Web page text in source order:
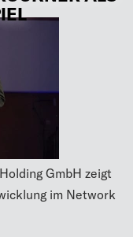
GmbH zeigt
im Network